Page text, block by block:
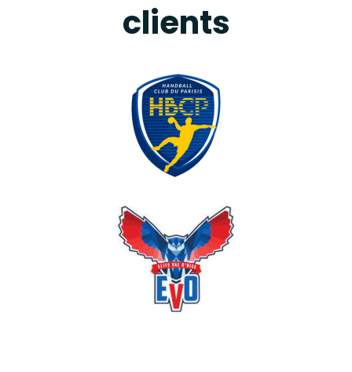
clients